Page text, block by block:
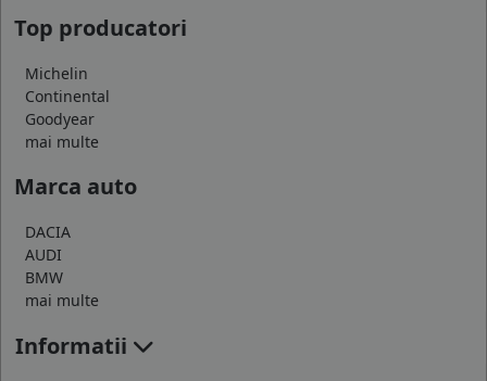
Top producatori
Michelin
Continental
Goodyear
mai multe
Marca auto
DACIA
AUDI
BMW
mai multe
Informatii